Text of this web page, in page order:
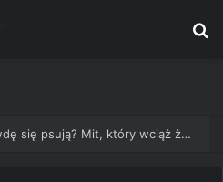
Czy włoskie auta naprawdę się psują? Mit, który wciąż żyje